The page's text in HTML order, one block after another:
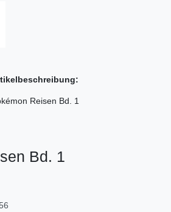
Reisen Bd. 1
Bd. 1